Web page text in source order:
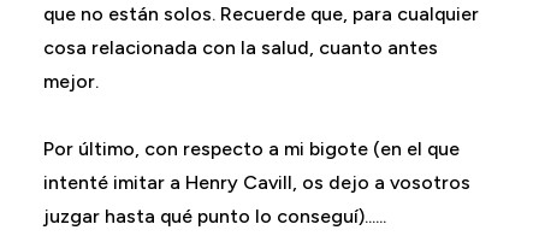
que no están solos. Recuerde que, para cualquier
cosa relacionada con la salud, cuanto antes
mejor.
Por último, con respecto a mi bigote (en el que
intenté imitar a Henry Cavill, os dejo a vosotros
juzgar hasta qué punto lo conseguí)......